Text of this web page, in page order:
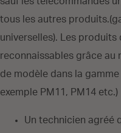
tous les autres
universelles). Les
reconnaissables grâce au
de modèle dans la
exemple PM11, PM14 etc.)
Un technicien agréé